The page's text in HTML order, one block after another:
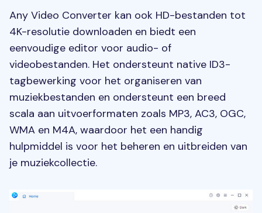
Any Video Converter kan ook HD-bestanden tot
4K-resolutie downloaden en biedt een
eenvoudige editor voor audio- of
videobestanden. Het ondersteunt native ID3-
tagbewerking voor het organiseren van
muziekbestanden en ondersteunt een breed
scala aan uitvoerformaten zoals MP3, AC3, OGC,
WMA en M4A, waardoor het een handig
hulpmiddel is voor het beheren en uitbreiden van
je muziekcollectie.